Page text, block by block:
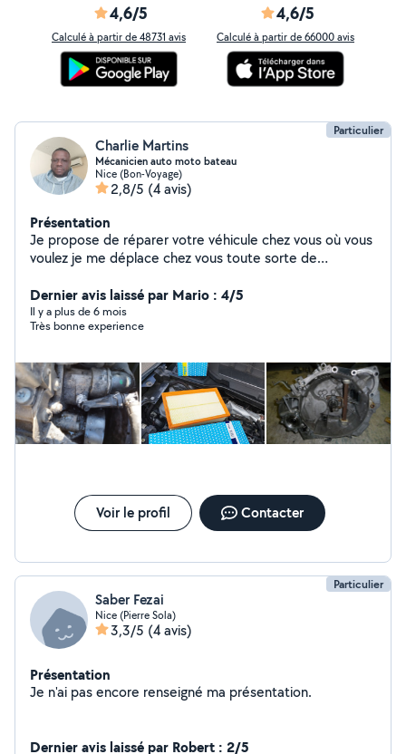
4,6/5
Calculé à partir de 48731 avis
4,6/5
Calculé à partir de 66000 avis
Particulier
Charlie Martins
Mécanicien auto moto bateau
Nice (Bon-Voyage)
2,8/5 (4 avis)
Présentation
Je propose de réparer votre véhicule chez vous où vous
voulez je me déplace chez vous toute sorte de
diagnostic électronique et mécanique
Dernier avis laissé par Mario : 4/5
Il y a plus de 6 mois
Très bonne experience
Voir le profil Contacter
Particulier
Saber Fezai
Nice (Pierre Sola)
3,3/5 (4 avis)
Présentation
Je n'ai pas encore renseigné ma présentation.
Dernier avis laissé par Robert : 2/5